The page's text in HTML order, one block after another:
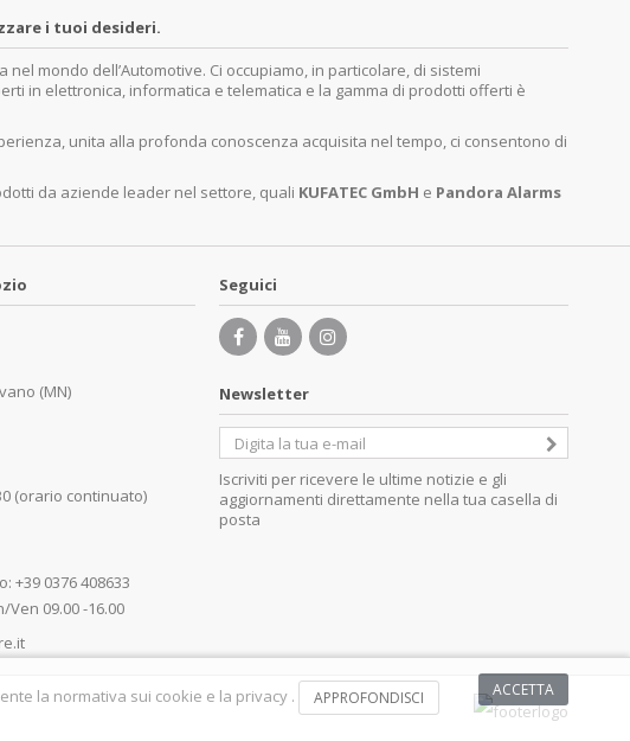
i tuoi desideri.
mondo dell’Automotive. Ci occupiamo, in particolare, di sistemi
in elettronica, informatica e telematica e la gamma di prodotti offerti è
unita alla profonda conoscenza acquisita nel tempo, ci consentono di
da aziende leader nel settore, quali KUFATEC GmbH e Pandora Alarms
(MN)
(orario continuato)
+39 0376 408633
09.00 -16.00
Seguici
Newsletter
Iscriviti per ricevere le ultime notizie e gli
aggiornamenti direttamente nella tua casella di
posta
ACCETTA
la normativa sui cookie e la privacy . APPROFONDISCI